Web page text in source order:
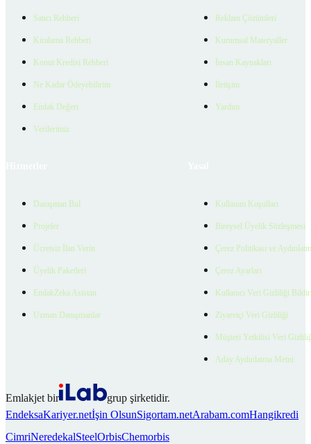
Satıcı Rehberi
Kiralama Rehberi
Konut Kredisi Rehberi
Ne Kadar Ödeyebilirim
Emlak Değeri
Verilerimiz
Reklam Çözümleri
Kurumsal Materyaller
İnsan Kaynakları
İletişim
Yardım
Danışman Bul
Projeler
Ücretsiz İlan Verin
Üyelik Paketleri
EmlakZeka Asistan
Uzman Danışmanlar
Kullanım Koşulları
Bireysel Üyelik Sözleşmesi
Çerez Politikası ve
Çerez Ayarları
Kullanıcı Veri Gizliliği
Ziyaretçi Veri Gizliliği
Müşteri Yetkilisi Veri
Aday Aydınlatma Metni
Emlakjet bir
grup şirketidir.
EndeksaKariyer.netİşin OlsunSigortam.netArabam.comHangikredi
CimriNeredekalSteelOrbisChemorbis